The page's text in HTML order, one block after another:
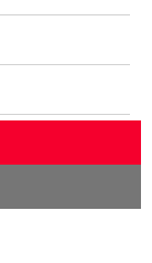
Das auf unseren
Etwaige